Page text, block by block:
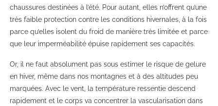
chaussures destinées à l’été. Pour autant, elles n’offrent qu’une
très faible protection contre les conditions hivernales, à la fois
parce qu’elles isolent du froid de manière très limitée et parce
que leur imperméabilité épuise rapidement ses capacités.
Or, il ne faut absolument pas sous estimer le risque de gelure
en hiver, même dans nos montagnes et à des altitudes peu
marquées. Avec le vent, la température ressentie descend
rapidement et le corps va concentrer la vascularisation dans